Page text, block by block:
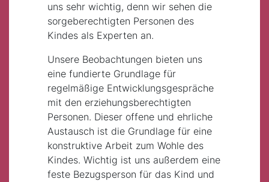
uns sehr wichtig, denn wir sehen die
sorgeberechtigten Personen des
Kindes als Experten an.
Unsere Beobachtungen bieten uns
eine fundierte Grundlage für
regelmäßige Entwicklungsgespräche
mit den erziehungsberechtigten
Personen. Dieser offene und ehrliche
Austausch ist die Grundlage für eine
konstruktive Arbeit zum Wohle des
Kindes. Wichtig ist uns außerdem eine
feste Bezugsperson für das Kind und